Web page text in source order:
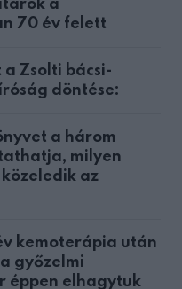
a
70 év felett
a Zsolti bácsi-
döntése:
a három
milyen
az
kemoterápia után
győzelmi
éppen elhagytuk